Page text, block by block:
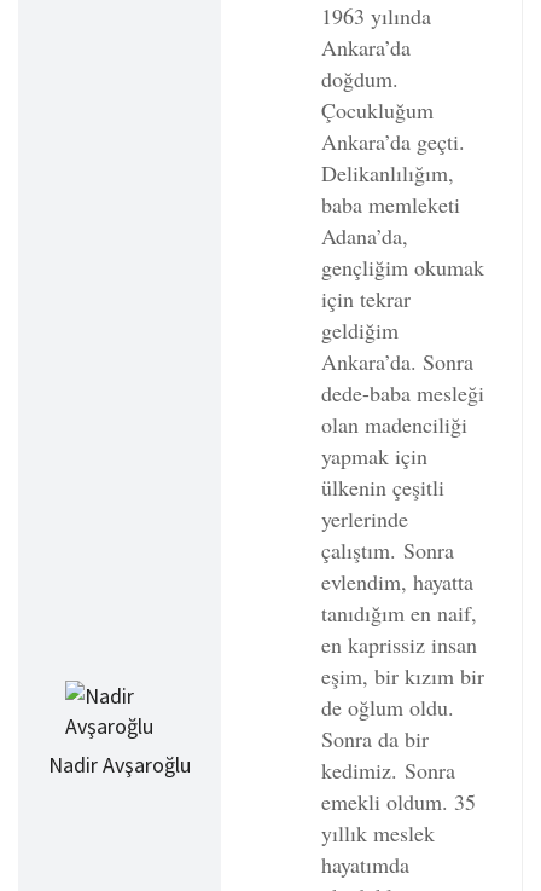
Nadir Avşaroğlu
1963 yılında
Ankara’da
doğdum.
Çocukluğum
Ankara’da geçti.
Delikanlılığım,
baba memleketi
Adana’da,
gençliğim okumak
için tekrar
geldiğim
Ankara’da. Sonra
dede-baba mesleği
olan madenciliği
yapmak için
ülkenin çeşitli
yerlerinde
çalıştım. Sonra
evlendim, hayatta
tanıdığım en naif,
en kaprissiz insan
eşim, bir kızım bir
de oğlum oldu.
Sonra da bir
kedimiz. Sonra
emekli oldum. 35
yıllık meslek
hayatımda